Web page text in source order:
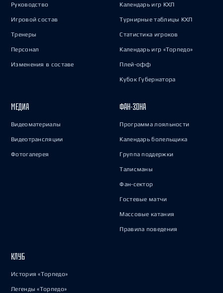
Руководство
Игровой состав
Тренеры
Персонал
Изменения в составе
Календарь игр КХЛ
Турнирные таблицы КХЛ
Статистика игроков
Календарь игр «Торпедо»
Плей-офф
Кубок Губернатора
МЕДИА
Видеоматериалы
Видеотрансляции
Фотогалерея
ФАН-ЗОНА
Программа лояльности
Календарь болельщика
Группа поддержки
Талисманы
Фан-сектор
Гостевые матчи
Массовые катания
Правила поведения
КЛУБ
История «Торпедо»
Легенды «Торпедо»